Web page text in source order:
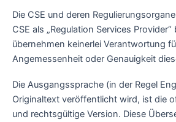
Die CSE und deren
CSE als „Regulation Services
übernehmen keinerlei Verantwortung
Angemessenheit oder Genauigkeit
Die Ausgangssprache (in der Regel
Originaltext veröffentlicht wird, ist die
und rechtsgültige Version. Diese